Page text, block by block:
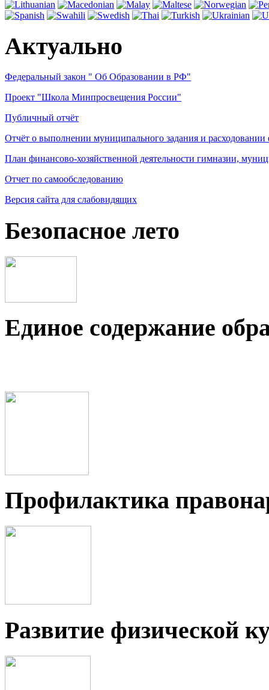
Актуально
Федеральный закон " Об Образовании в РФ"
Проект "Школа Минпросвещения России"
Публичный отчёт
Отчёт о выполнении муниципального задания и
План финансово-хозяйственной деятельности гимназии,
Отчет по самообследованию
Версия сайта для слабовидящих
Безопасное лето
Единое содержание
Профилактика
Развитие физической